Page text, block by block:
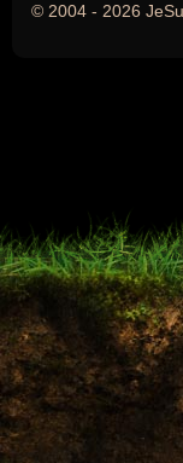
© 2004 - 2026